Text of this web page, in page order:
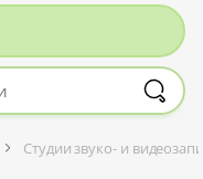
Студии звуко- и